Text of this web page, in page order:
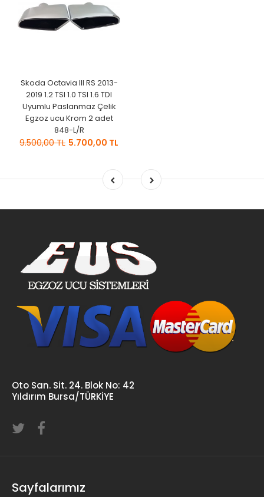
Skoda Octavia III RS 2013-
2019 1.2 TSI 1.0 TSI 1.6 TDI
Uyumlu Paslanmaz Çelik
Egzoz ucu Krom 2 adet
848-L/R
9.500,00 TL 5.700,00 TL
Oto San. Sit. 24. Blok No: 42
Yıldırım Bursa/TÜRKİYE
Sayfalarımız